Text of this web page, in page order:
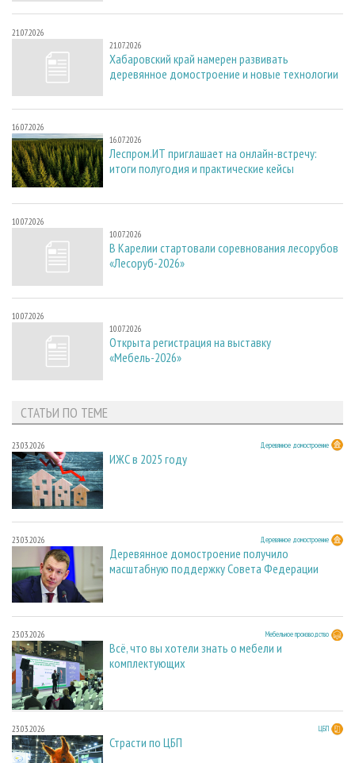
21.07.2026
21.07.2026
Хабаровский край намерен развивать
деревянное домостроение и новые технологии
16.07.2026
16.07.2026
Леспром.ИТ приглашает на онлайн-встречу:
итоги полугодия и практические кейсы
10.07.2026
10.07.2026
В Карелии стартовали соревнования лесорубов
«Лесоруб-2026»
10.07.2026
10.07.2026
Открыта регистрация на выставку
«Мебель-2026»
СТАТЬИ ПО ТЕМЕ
23.03.2026 Деревянное домостроение
ИЖС в 2025 году
23.03.2026 Деревянное домостроение
Деревянное домостроение получило
масштабную поддержку Совета Федерации
23.03.2026 Мебельное производство
Всё, что вы хотели знать о мебели и
комплектующих
23.03.2026 ЦБП
Страсти по ЦБП